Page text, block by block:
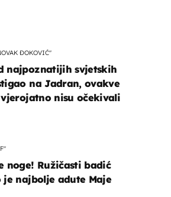
ĐOKOVIĆ"
najpoznatijih svjetskih
na Jadran, ovakve
nisu očekivali
noge! Ružičasti badić
je najbolje adute Maje